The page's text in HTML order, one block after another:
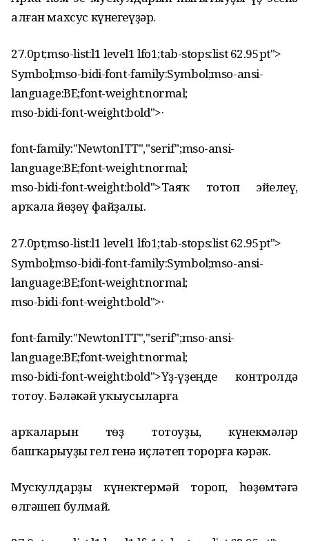
алған махсус күнегеүҙәр.
27.0pt;mso-list:l1 level1 lfo1;tab-stops:list 62.95pt">
Symbol;mso-bidi-font-family:Symbol;mso-ansi-
language:BE;font-weight:normal;
mso-bidi-font-weight:bold">·
font-family:"NewtonITT","serif";mso-ansi-
language:BE;font-weight:normal;
mso-bidi-font-weight:bold">Таяҡ тотоп эйелеү,
арҡала йөҙөү файҙалы.
27.0pt;mso-list:l1 level1 lfo1;tab-stops:list 62.95pt">
Symbol;mso-bidi-font-family:Symbol;mso-ansi-
language:BE;font-weight:normal;
mso-bidi-font-weight:bold">·
font-family:"NewtonITT","serif";mso-ansi-
language:BE;font-weight:normal;
mso-bidi-font-weight:bold">Үҙ-үҙеңде контролдә
тотоу. Бәләкәй уҡыусыларға
арҡаларын төҙ тотоуҙы, күнекмәләр
башҡарыуҙы гел генә иҫләтеп торорға кәрәк.
Мускулдарҙы күнектермәй тороп, һөҙөмтәгә
өлгәшеп булмай.